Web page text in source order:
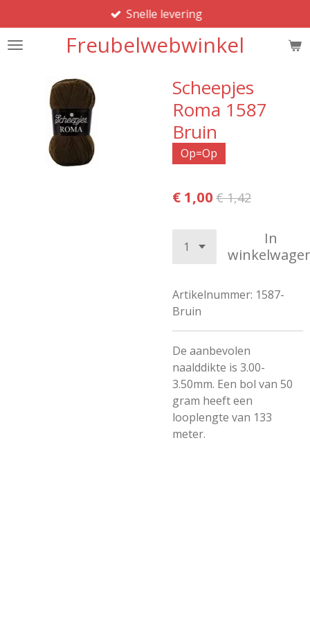
direct
naar
hoofdinhoud
Freubelwebwinkel
Snelle levering
Scheepjes
Roma 1587
Bruin
Op=Op
€ 1,00 € 1,42
In
Artikelnummer: 1587-
Bruin
De aanbevolen
naalddikte is 3.00-
3.50mm. Een bol van 50
gram heeft een
looplengte van 133
meter.